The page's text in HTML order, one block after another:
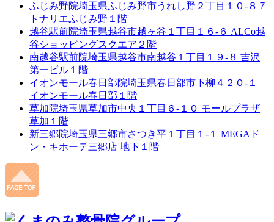
ふじみ野院埼玉県ふじみ野市うれし野２丁目１０-８７
トナリエふじみ野１階
越谷駅前院埼玉県越谷市越ヶ谷１丁目１６-６ ALCo越
谷ショッピングスクエア２階
南越谷駅前院埼玉県越谷市南越谷１丁目１９-８ 吉沢
第一ビル１階
イオンモール春日部院埼玉県春日部市下柳４２０-１
イオンモール春日部１階
草加院埼玉県草加市中央１丁目６-１０ モールプラザ
草加１階
新三郷院埼玉県三郷市さつき平１丁目１-１ MEGAド
ン・キホーテ三郷店 地下１階